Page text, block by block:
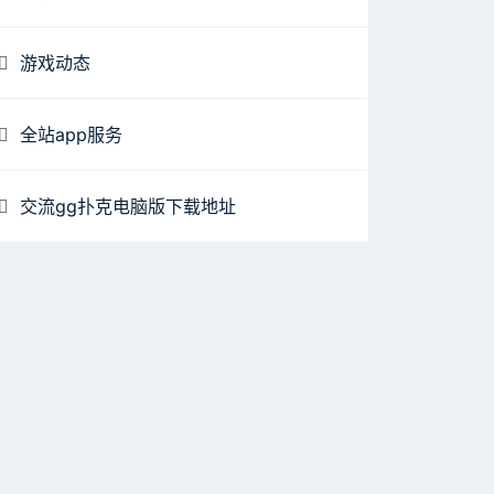
游戏动态
全站app服务
交流gg扑克电脑版下载地址